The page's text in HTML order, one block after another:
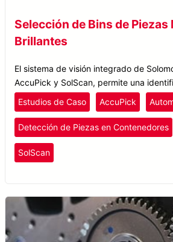
Selección de Bins de Piezas
Brillantes
El sistema de visión integrado de
AccuPick y SolScan, permite una
punto de selección incluso para objetos
Estudios de Caso AccuPick
Detección de Piezas en Contenedores
SolScan